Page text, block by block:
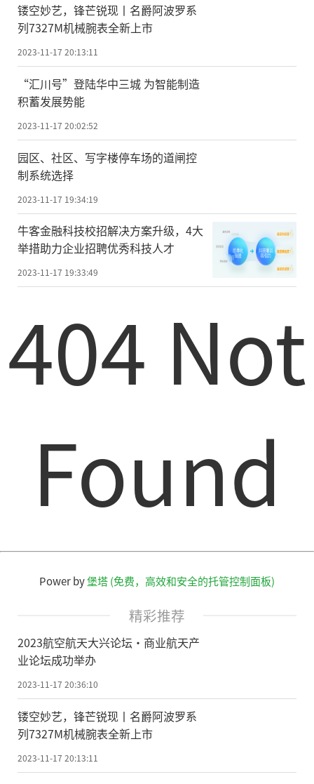
镂空妙艺，锋芒锐现丨名爵阿波罗系
列7327M机械腕表全新上市
2023-11-17 20:13:11
“汇川号”登陆华中三城 为智能制造
积蓄发展势能
2023-11-17 20:02:52
园区、社区、写字楼停车场的道闸控
制系统选择
2023-11-17 19:34:19
牛客金融科技校招解决方案升级，4大
举措助力企业招聘优秀科技人才
2023-11-17 19:33:49
404 Not
Found
Power by堡塔 (免费，高效和安全的托管控制面板)
精彩推荐
2023航空航天大兴论坛·商业航天产
业论坛成功举办
2023-11-17 20:36:10
镂空妙艺，锋芒锐现丨名爵阿波罗系
列7327M机械腕表全新上市
2023-11-17 20:13:11